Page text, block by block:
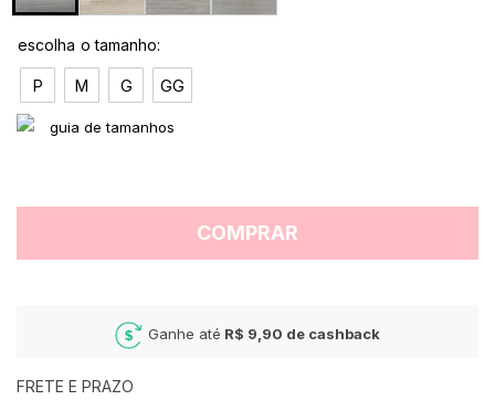
P M G GG
COMPRAR
Ganhe até R$ 9,90 de cashback